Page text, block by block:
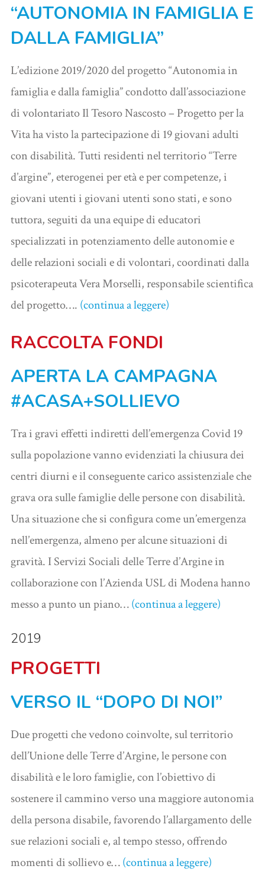
“AUTONOMIA IN FAMIGLIA E
DALLA FAMIGLIA”
L’edizione 2019/2020 del progetto “Autonomia in
famiglia e dalla famiglia” condotto dall’associazione
di volontariato Il Tesoro Nascosto – Progetto per la
Vita ha visto la partecipazione di 19 giovani adulti
con disabilità. Tutti residenti nel territorio “Terre
d’argine”, eterogenei per età e per competenze, i
giovani utenti i giovani utenti sono stati, e sono
tuttora, seguiti da una equipe di educatori
specializzati in potenziamento delle autonomie e
delle relazioni sociali e di volontari, coordinati dalla
psicoterapeuta Vera Morselli, responsabile scientifica
del progetto…. (continua a leggere)
RACCOLTA FONDI
APERTA LA CAMPAGNA
#ACASA+SOLLIEVO
Tra i gravi effetti indiretti dell’emergenza Covid 19
sulla popolazione vanno evidenziati la chiusura dei
centri diurni e il conseguente carico assistenziale che
grava ora sulle famiglie delle persone con disabilità.
Una situazione che si configura come un’emergenza
nell’emergenza, almeno per alcune situazioni di
gravità. I Servizi Sociali delle Terre d’Argine in
collaborazione con l’Azienda USL di Modena hanno
messo a punto un piano…(continua a leggere)
2019
PROGETTI
VERSO IL “DOPO DI NOI”
Due progetti che vedono coinvolte, sul territorio
dell’Unione delle Terre d’Argine, le persone con
disabilità e le loro famiglie, con l’obiettivo di
sostenere il cammino verso una maggiore autonomia
della persona disabile, favorendo l’allargamento delle
sue relazioni sociali e, al tempo stesso, offrendo
momenti di sollievo e…(continua a leggere)